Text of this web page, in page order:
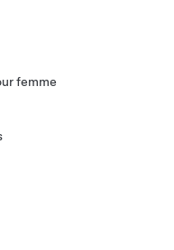
femme